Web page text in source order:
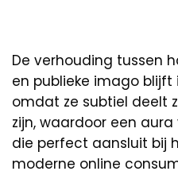
De verhouding tussen
en publieke imago blijft
omdat ze subtiel deelt
zijn, waardoor een
die perfect aansluit bij
moderne online